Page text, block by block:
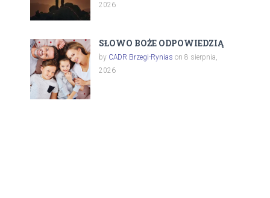
2026
SŁOWO BOŻE ODPOWIEDZIĄ
by CADR Brzegi-Rynias on 8 sierpnia,
2026